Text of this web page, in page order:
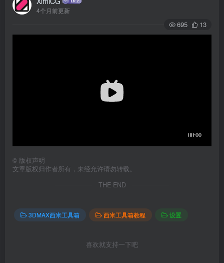
4个月前更新
695 13
© 版权声明
文章版权归作者所有，未经允许请勿转载。
THE END
3DMAX西米工具箱 西米工具箱教程 设置
喜欢就支持一下吧